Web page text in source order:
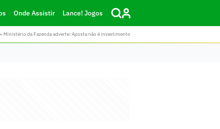
Onde Assistir Lance! Jogos
Ministério da Fazenda adverte: Aposta não é investimento